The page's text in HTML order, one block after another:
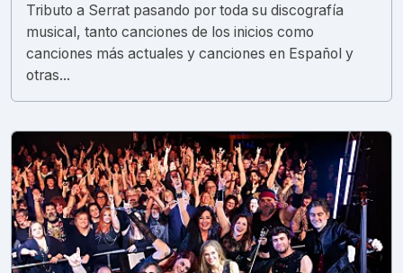
Tributo a Serrat pasando por toda su discografía
musical, tanto canciones de los inicios como
canciones más actuales y canciones en Español y
otras...